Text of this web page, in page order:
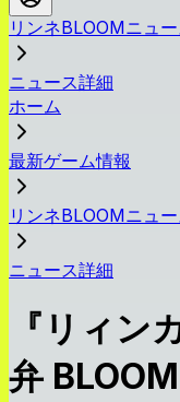
リンネBLOOMニュー
ニュース詳細
ホーム
最新ゲーム情報
リンネBLOOMニュー
ニュース詳細
『リィン
弁